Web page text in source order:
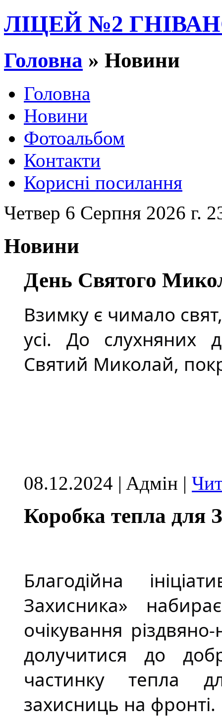
ЛІЦЕЙ №2
Головна » Новини
Головна
Новини
Фотоальбом
Контакти
Корисні посилання
Четвер 6 Серпня 2026 г.
Новини
День Святого
Взимку є чимало
усі. До слухняних
Святий Миколай,
08.12.2024 | Aдмін |
Коробка тепла для
Благодійна
Захисника»
очікування
долучитися до
частинку тепла
захисниць на фронті.